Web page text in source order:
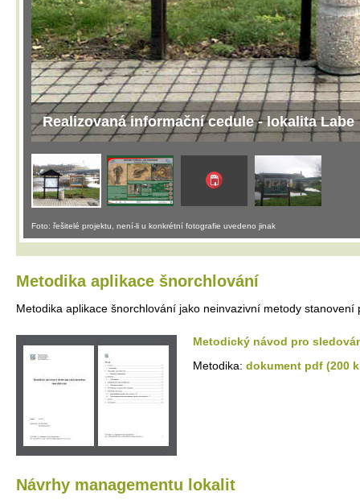
Foto: řešitelé projektu, není-li u konkrétní fotografie uvedeno jinak
Realizovaná informační cedule - lokalita Labe
Metodika aplikace šnorchlování
Metodika aplikace šnorchlování jako neinvazivní metody
Metodický návod pro
Metodika: dokument pdf (200
Návrhy managementu lokalit